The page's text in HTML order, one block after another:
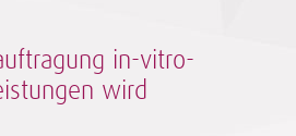
in-vitro-
wird